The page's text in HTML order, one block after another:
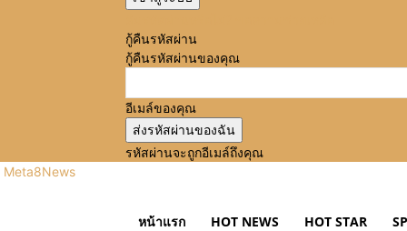
กู้คืนรหัสผ่าน
กู้คืนรหัสผ่านของคุณ
อีเมล์ของคุณ
รหัสผ่านจะถูกอีเมล์ถึงคุณ
Meta8News
หน้าแรก HOT NEWS HOT STAR